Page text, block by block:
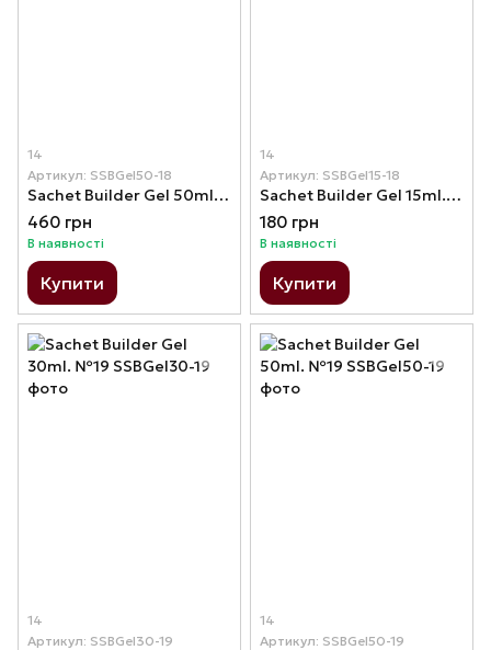
14
Артикул: SSBGel50-18
Sachet Builder Gel 50ml. №18
460 грн
В наявності
Купити
14
Артикул: SSBGel15-18
Sachet Builder Gel 15ml. №18
180 грн
В наявності
Купити
14
Артикул: SSBGel30-19
14
Артикул: SSBGel50-19